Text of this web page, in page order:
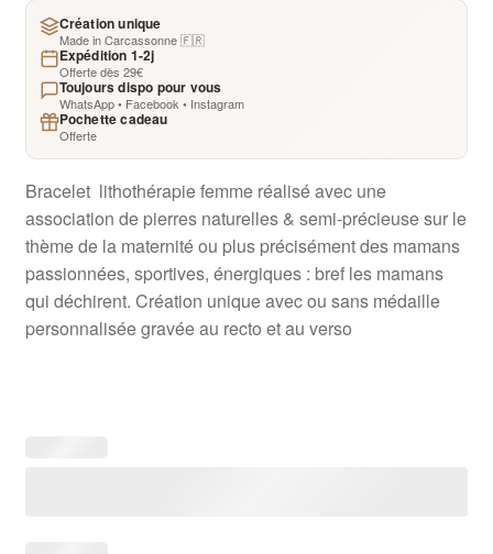
Création unique
Made in Carcassonne 🇫🇷
Expédition 1-2j
Offerte dès 29€
Toujours dispo pour vous
WhatsApp • Facebook • Instagram
Pochette cadeau
Offerte
Bracelet lithothérapie femme réalisé avec une
association de pierres naturelles & semi-précieuse sur le
thème de la maternité ou plus précisément des mamans
passionnées, sportives, énergiques : bref les mamans
qui déchirent. Création unique avec ou sans médaille
personnalisée gravée au recto et au verso